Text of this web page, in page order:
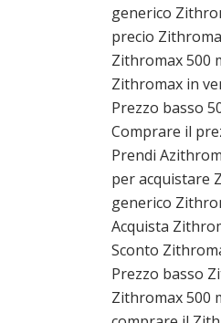
generico
precio
Zithromax 500
Zithromax in
Prezzo basso
Comprare il
Prendi
per acquistare
generico
Acquista
Sconto
Prezzo basso
Zithromax 500